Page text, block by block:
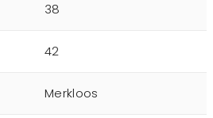
38
42
Merkloos